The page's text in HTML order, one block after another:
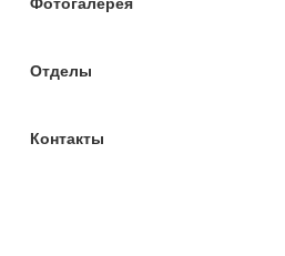
Фотогалерея
Отделы
Контакты